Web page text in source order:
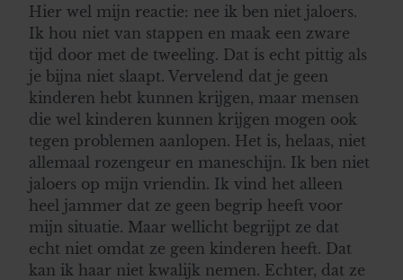
Hier wel mijn reactie: nee ik ben niet jaloers.
Ik hou niet van stappen en maak een zware
tijd door met de tweeling. Dat is echt pittig als
je bijna niet slaapt. Vervelend dat je geen
kinderen hebt kunnen krijgen, maar mensen
die wel kinderen kunnen krijgen mogen ook
tegen problemen aanlopen. Het is, helaas, niet
allemaal rozengeur en maneschijn. Ik ben niet
jaloers op mijn vriendin. Ik vind het alleen
heel jammer dat ze geen begrip heeft voor
mijn situatie. Maar wellicht begrijpt ze dat
echt niet omdat ze geen kinderen heeft. Dat
kan ik haar niet kwalijk nemen. Echter, dat ze